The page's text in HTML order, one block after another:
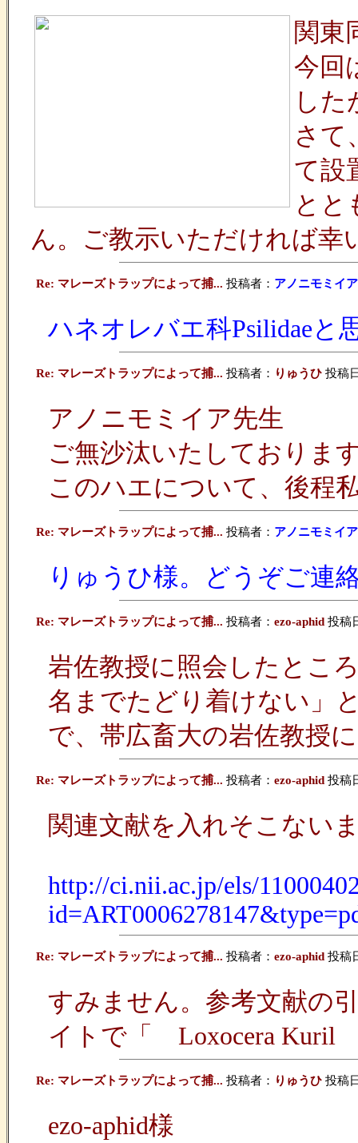
関東
今回
した
さて
て設
とと
ん。ご教示いただければ幸
Re: マレーズトラップによって捕... 投稿者： アノニモミイア
ハネオレバエ科Psilidaeと
Re: マレーズトラップによって捕... 投稿者： りゅうひ 投稿
アノニモミイア先生
ご無沙汰いたしておりま
このハエについて、後程
Re: マレーズトラップによって捕... 投稿者： アノニモミイア
りゅうひ様。どうぞご連
Re: マレーズトラップによって捕... 投稿者： ezo-aphid 投稿
岩佐教授に照会したとこ
名までたどり着けない」
で、帯広畜大の岩佐教授
Re: マレーズトラップによって捕... 投稿者： ezo-aphid 投稿
関連文献を入れそこない
http://ci.nii.ac.jp/els/
Re: マレーズトラップによって捕... 投稿者： ezo-aphid 投稿
すみません。参考文献の
イトで「 Loxocera Kuril
Re: マレーズトラップによって捕... 投稿者： りゅうひ 投稿
ezo-aphid様